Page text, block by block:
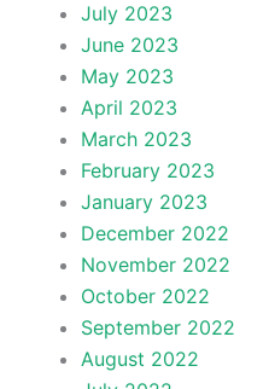
July 2023
June 2023
May 2023
April 2023
March 2023
February 2023
January 2023
December 2022
November 2022
October 2022
September 2022
August 2022